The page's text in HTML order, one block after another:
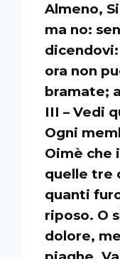
Almeno,
ma no:
ora non
bramate;
III – Vedi
Ogni
Oimè che
quelle tre
quanti
riposo. O
dolore,